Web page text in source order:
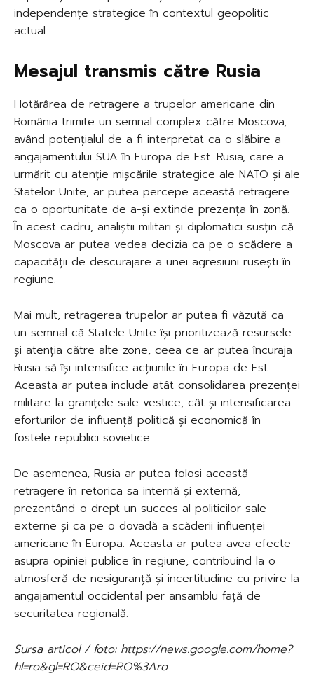
independențe strategice în contextul geopolitic
actual.
Mesajul transmis către Rusia
Hotărârea de retragere a trupelor americane din
România trimite un semnal complex către Moscova,
având potențialul de a fi interpretat ca o slăbire a
angajamentului SUA în Europa de Est. Rusia, care a
urmărit cu atenție mișcările strategice ale NATO și ale
Statelor Unite, ar putea percepe această retragere
ca o oportunitate de a-și extinde prezența în zonă.
În acest cadru, analiștii militari și diplomatici susțin că
Moscova ar putea vedea decizia ca pe o scădere a
capacității de descurajare a unei agresiuni rusești în
regiune.
Mai mult, retragerea trupelor ar putea fi văzută ca
un semnal că Statele Unite își prioritizează resursele
și atenția către alte zone, ceea ce ar putea încuraja
Rusia să își intensifice acțiunile în Europa de Est.
Aceasta ar putea include atât consolidarea prezenței
militare la granițele sale vestice, cât și intensificarea
eforturilor de influență politică și economică în
fostele republici sovietice.
De asemenea, Rusia ar putea folosi această
retragere în retorica sa internă și externă,
prezentând-o drept un succes al politicilor sale
externe și ca pe o dovadă a scăderii influenței
americane în Europa. Aceasta ar putea avea efecte
asupra opiniei publice în regiune, contribuind la o
atmosferă de nesiguranță și incertitudine cu privire la
angajamentul occidental per ansamblu față de
securitatea regională.
Sursa articol / foto: https://news.google.com/home?
hl=ro&gl=RO&ceid=RO%3Aro